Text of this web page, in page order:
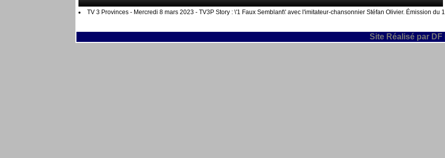
TV 3 Provinces - Mercredi 8 mars 2023 - TV3P Story : \'1 Faux Semblant\' avec l'imitateur-chansonnier Stéfan Olivier. Émission du
Site Réalisé par DF